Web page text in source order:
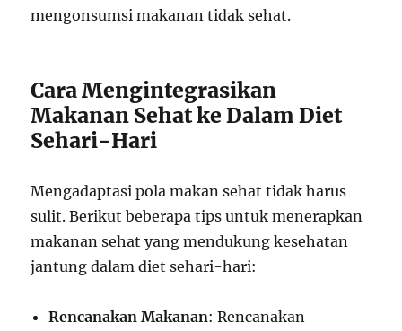
mengonsumsi makanan tidak sehat.
Cara Mengintegrasikan
Makanan Sehat ke Dalam Diet
Sehari-Hari
Mengadaptasi pola makan sehat tidak harus
sulit. Berikut beberapa tips untuk menerapkan
makanan sehat yang mendukung kesehatan
jantung dalam diet sehari-hari:
Rencanakan Makanan: Rencanakan